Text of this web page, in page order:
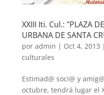
XXIII Iti. Cul.: "PLAZA
URBANA DE SANTA
por admin | Oct 4, 2013 |
culturales
Estimad@ soci@ y
octubre, tendrá lugar el